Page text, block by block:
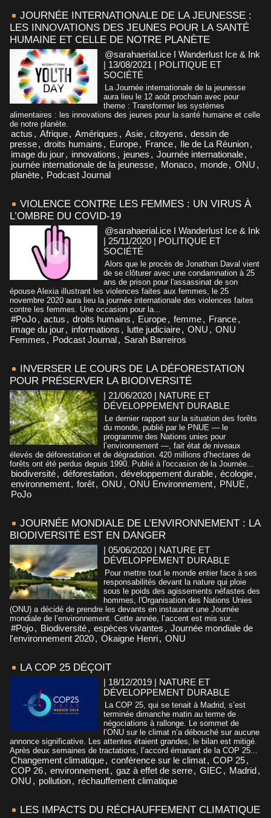
JOURNÉE INTERNATIONALE DE LA JEUNESSE :
LES INNOVATIONS DES JEUNES POUR LA SANTÉ
HUMAINE ET CELLE DE NOTRE PLANÈTE
@sarahaerial.ice I Wanderlust Ice & Ink
| 13/08/2021 | POLITIQUE ET
SOCIÉTÉ
La Journée internationale de la jeunesse
aura lieu le 12 août prochain avec pour
theme : Transformer les systèmes
alimentaires : les innovations des jeunes pour la santé humaine et celle
de notre planète.
actus , Afrique, Amériques , Asie, citoyens , dessin de
presse, droits humains , Europe, France, Ile de La Réunion,
image du jour, innovations , jeunes , Journée internationale,
journée internationale de la jeunesse, Monaco, monde, ONU ,
planète, Podcast Journal
VIOLENCE CONTRE LES FEMMES : UN VIRUS À
L’OMBRE DU COVID-19
@sarahaerial.ice I Wanderlust Ice & Ink
| 25/11/2020 | POLITIQUE ET
SOCIÉTÉ
Alors que le procès de Jonathan Daval vient
de se clôturer avec une condamnation à 25
ans de prison pour l'assassinat de son
épouse Alexia illustrant les violences faites aux femmes, le 25
novembre 2020 aura lieu la journée internationale des violences faites
contre les femmes. Une occasion pour la...
#PoJo, actus , droits humains , Europe, femme, France,
image du jour, informations , lutte judiciaire, ONU , ONU
Femmes , Podcast Journal, Sarah Barreiros
INVERSER LE COURS DE LA DÉFORESTATION
POUR PRÉSERVER LA BIODIVERSITÉ
| 21/06/2020 | NATURE ET
DÉVELOPPEMENT DURABLE
Le dernier rapport sur la situation des forêts
du monde, publié par le PNUE — le
programme des Nations unies pour
l’environnement —, fait état de niveaux
élevés de déforestation et de dégradation. 420 millions d’hectares de
forêts ont été perdus depuis 1990. Publié à l'occasion de la Journée...
biodiversité, déforestation, développement durable, écologie,
environnement, forêt, ONU , ONU Environnement, PNUE ,
PoJo
JOURNÉE MONDIALE DE L’ENVIRONNEMENT : LA
BIODIVERSITÉ EST EN DANGER
| 05/06/2020 | NATURE ET
DÉVELOPPEMENT DURABLE
Pour mettre tout le monde entier face à ses
responsabilités devant la nature qui ploie
sous le poids des agissements néfastes des
hommes, l'Organisation des Nations Unies
(ONU) a décidé de prendre les devants en instaurant une Journée
mondiale de l’environnement. Cette année, l’accent est mis sur...
#Pojo, Biodiversité, espèces vivantes , Journée mondiale de
l'environnement 2020, Okaigne Henri, ONU
LA COP 25 DÉÇOIT
| 18/12/2019 | NATURE ET
DÉVELOPPEMENT DURABLE
La COP 25, qui se tenait à Madrid, s’est
terminée dimanche matin au terme de
négociations à rallonge. Le sommet de
l’ONU sur le climat n’a débouché sur aucune
annonce significative. Les attentes étaient grandes, le bilan est mitigé.
Après deux semaines de tractations, l’accord émanant de la COP 25...
Changement climatique, conférence sur le climat, COP 25,
COP 26, environnement, gaz à effet de serre, GIEC , Madrid,
ONU , pollution, réchauffement climatique
LES IMPACTS DU RÉCHAUFFEMENT CLIMATIQUE